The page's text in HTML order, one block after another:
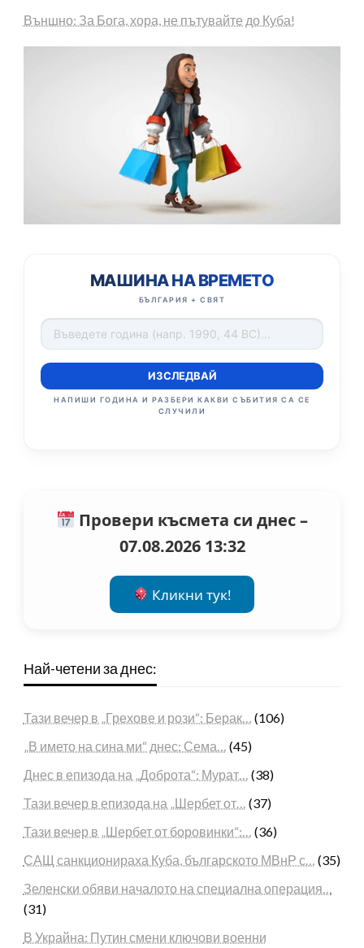
Външно: За Бога, хора, не пътувайте до Куба!
МАШИНА НА ВРЕМЕТО
БЪЛГАРИЯ + СВЯТ
ИЗСЛЕДВАЙ
НАПИШИ ГОДИНА И РАЗБЕРИ КАКВИ СЪБИТИЯ СА СЕ
СЛУЧИЛИ
Провери късмета си днес –
07.08.2026 13:32
Кликни тук!
Най-четени за днес:
Тази вечер в „Грехове и рози“: Берак…
(106)
„В името на сина ми“ днес: Сема…
(45)
Днес в епизода на „Доброта“: Мурат…
(38)
Тази вечер в епизода на „Шербет от…
(37)
Тази вечер в „Шербет от боровинки“:…
(36)
САЩ санкционираха Куба, българското МВнР с…
(35)
Зеленски обяви началото на специална операция…
(31)
В Украйна: Путин смени ключови военни